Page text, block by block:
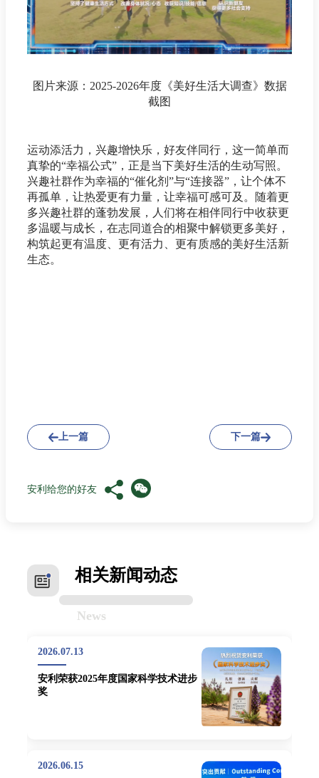
图片来源：2025-2026年度《美好生活大调查》数据
截图
运动添活力，兴趣增快乐，好友伴同行，这一简单而
真挚的“幸福公式”，正是当下美好生活的生动写照。
兴趣社群作为幸福的“催化剂”与“连接器”，让个体不
再孤单，让热爱更有力量，让幸福可感可及。随着更
多兴趣社群的蓬勃发展，人们将在相伴同行中收获更
多温暖与成长，在志同道合的相聚中解锁更多美好，
构筑起更有温度、更有活力、更有质感的美好生活新
生态。
上一篇 下一篇
安利给您的好友
相关新闻动态
News
2026.07.13
安利荣获2025年度国家科学技术进步
奖
2026.06.15